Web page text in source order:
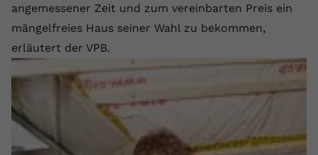
angemessener Zeit und zum vereinbarten Preis ein
mängelfreies Haus seiner Wahl zu bekommen,
erläutert der VPB.